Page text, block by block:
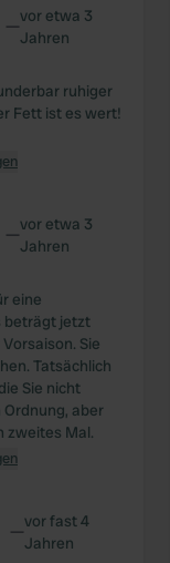
—vor etwa 3
Jahren
ruhiger
Fett ist es wert!
—vor etwa 3
Jahren
eine
beträgt jetzt
Sie
Tatsächlich
Sie nicht
aber
zweites Mal.
—vor fast 4
Jahren